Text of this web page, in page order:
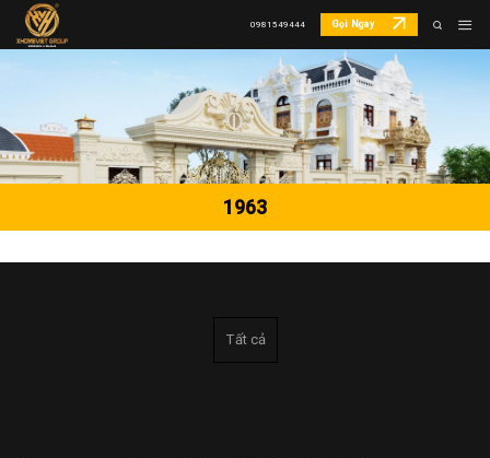
Skip
0981549444 Gọi Ngay
1963
Tất cả